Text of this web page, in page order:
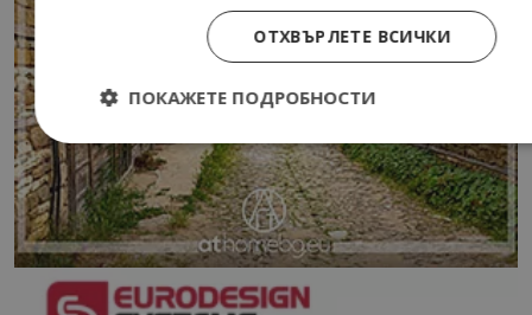
ОТХВЪРЛЕТЕ ВСИЧКИ
ПОКАЖЕТЕ ПОДРОБНОСТИ
Строго необходимо Ефективност
Функционалност
Строго необходимите бисквитки позволяват основната
функционалност на уебсайта, като потребителско влизане и
управление на акаунта. Уебсайтът не може да се използва